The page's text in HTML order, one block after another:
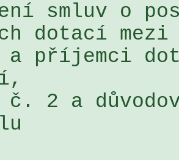
smluv o
dotací
a příjemci
2 a